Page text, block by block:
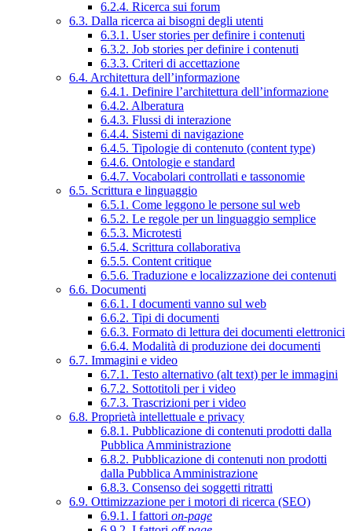
6.2.4. Ricerca sui forum
6.3. Dalla ricerca ai bisogni degli utenti
6.3.1. User stories per definire i contenuti
6.3.2. Job stories per definire i contenuti
6.3.3. Criteri di accettazione
6.4. Architettura dell’informazione
6.4.1. Definire l’architettura dell’informazione
6.4.2. Alberatura
6.4.3. Flussi di interazione
6.4.4. Sistemi di navigazione
6.4.5. Tipologie di contenuto (content type)
6.4.6. Ontologie e standard
6.4.7. Vocabolari controllati e tassonomie
6.5. Scrittura e linguaggio
6.5.1. Come leggono le persone sul web
6.5.2. Le regole per un linguaggio semplice
6.5.3. Microtesti
6.5.4. Scrittura collaborativa
6.5.5. Content critique
6.5.6. Traduzione e localizzazione dei contenuti
6.6. Documenti
6.6.1. I documenti vanno sul web
6.6.2. Tipi di documenti
6.6.3. Formato di lettura dei documenti elettronici
6.6.4. Modalità di produzione dei documenti
6.7. Immagini e video
6.7.1. Testo alternativo (alt text) per le immagini
6.7.2. Sottotitoli per i video
6.7.3. Trascrizioni per i video
6.8. Proprietà intellettuale e privacy
6.8.1. Pubblicazione di contenuti prodotti dalla
Pubblica Amministrazione
6.8.2. Pubblicazione di contenuti non prodotti
dalla Pubblica Amministrazione
6.8.3. Consenso dei soggetti ritratti
6.9. Ottimizzazione per i motori di ricerca (SEO)
6.9.1. I fattori on-page